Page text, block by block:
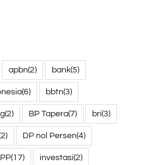
apbn(2) bank(5)
(6) bbtn(3)
(2) BP Tapera(7) bri(3)
DP nol Persen(4)
(17) investasi(2)